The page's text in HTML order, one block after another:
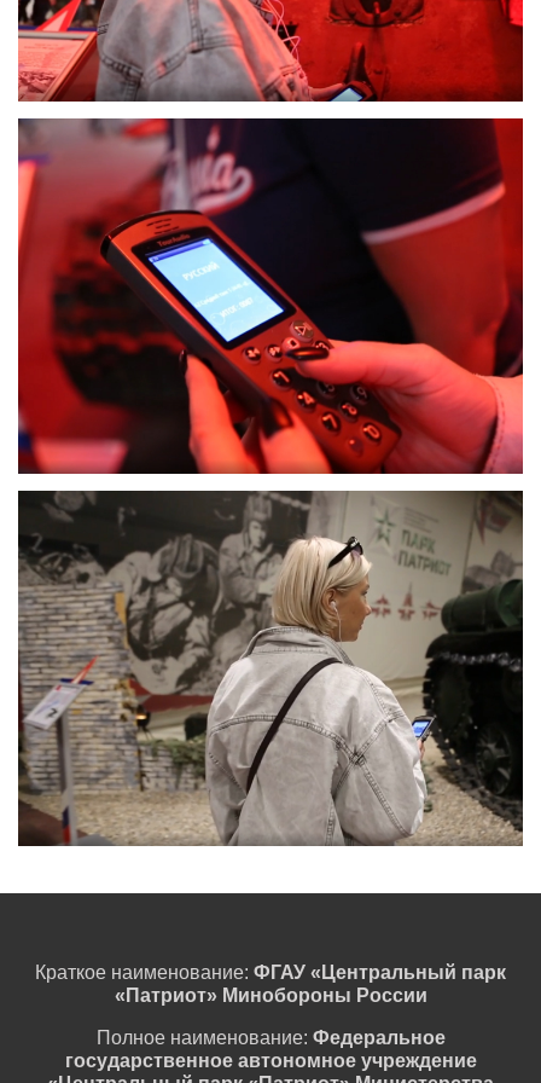
Краткое наименование: ФГАУ «Центральный парк
«Патриот» Минобороны России
Полное наименование: Федеральное
государственное автономное учреждение